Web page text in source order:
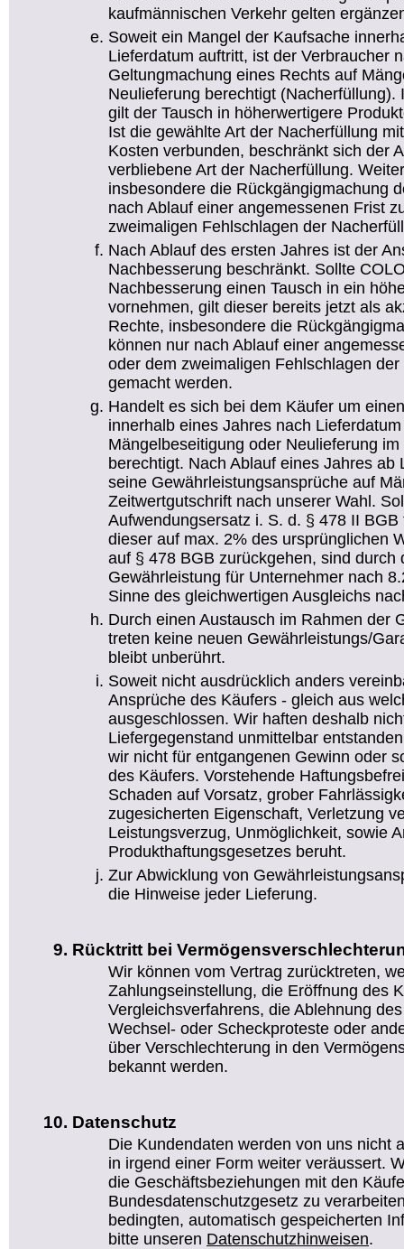
kaufmännischen Verkehr gelten
Soweit ein Mangel der Kaufsache
Lieferdatum auftritt, ist der Verbraucher
Geltungmachung eines Rechts auf
Neulieferung berechtigt
gilt der Tausch in höherwertigere
Ist die gewählte Art der Nacherfüllung
Kosten verbunden, beschränkt sich der
verbliebene Art der Nacherfüllung.
insbesondere die Rückgängigmachung
nach Ablauf einer angemessenen Frist
zweimaligen Fehlschlagen der
Nach Ablauf des ersten Jahres ist der
Nachbesserung beschränkt. Sollte
Nachbesserung einen Tausch in ein
vornehmen, gilt dieser bereits jetzt als
Rechte, insbesondere die
können nur nach Ablauf einer
oder dem zweimaligen Fehlschlagen
gemacht werden.
Handelt es sich bei dem Käufer um
innerhalb eines Jahres nach
Mängelbeseitigung oder Neulieferung
berechtigt. Nach Ablauf eines Jahres
seine Gewährleistungsansprüche auf
Zeitwertgutschrift nach unserer Wahl.
Aufwendungsersatz i. S. d. § 478 II
dieser auf max. 2% des ursprünglichen
auf § 478 BGB zurückgehen, sind durch
Gewährleistung für Unternehmer nach
Sinne des gleichwertigen Ausgleichs
Durch einen Austausch im Rahmen der
treten keine neuen Gewährleistungs/
bleibt unberührt.
Soweit nicht ausdrücklich anders
Ansprüche des Käufers - gleich aus
ausgeschlossen. Wir haften deshalb
Liefergegenstand unmittelbar
wir nicht für entgangenen Gewinn oder
des Käufers. Vorstehende
Schaden auf Vorsatz, grober
zugesicherten Eigenschaft, Verletzung
Leistungsverzug, Unmöglichkeit, sowie
Produkthaftungsgesetzes beruht.
Zur Abwicklung von
die Hinweise jeder Lieferung.
Rücktritt bei
Wir können vom Vertrag zurücktreten,
Zahlungseinstellung, die Eröffnung des
Vergleichsverfahrens, die Ablehnung
Wechsel- oder Scheckproteste oder
über Verschlechterung in den
bekannt werden.
Datenschutz
Die Kundendaten werden von uns nicht
in irgend einer Form weiter veräussert.
die Geschäftsbeziehungen mit den
Bundesdatenschutzgesetz zu
bedingten, automatisch gespeicherten
bitte unseren Datenschutzhinweisen.